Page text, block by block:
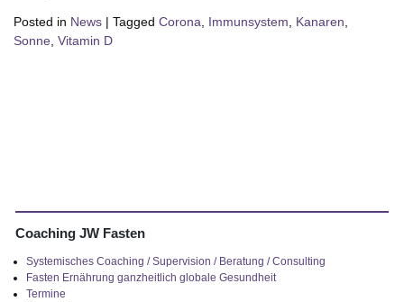
Posted in News | Tagged Corona Immunsystem Kanaren
Sonne Vitamin D
Coaching JW Fasten
Systemisches Coaching / Supervision / Beratung / Consulting
Fasten Ernährung ganzheitlich globale Gesundheit
Termine